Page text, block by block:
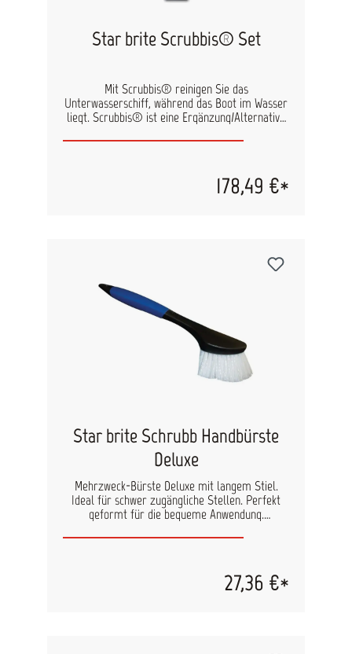
Star brite Scrubbis® Set
Mit Scrubbis® reinigen Sie das
Unterwasserschiff, während das Boot im Wasser
liegt. Scrubbis® ist eine Ergänzung/Alternative
Rumpfbewuchs sanft und effektiv zugleich. Die
Bootstypen. Ein 30-35 Fuß langes Segelboot ist
in ca. 20 Minuten gereinigt.178,49 €*
Star brite Schrubb Handbürste
Deluxe
Mehrzweck-Bürste Deluxe mit langem Stiel.
Ideal für schwer zugängliche Stellen. Perfekt
geformt für die bequeme Anwendung.
schwer zugängliche Stellen Ergonomisch
Widerstandsfähge Borsten zur Entfernung von
Schmutz und Dreck Robuste Bauart für
27,36 €*